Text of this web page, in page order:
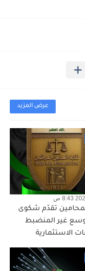
عرض المزيد
ص
تقدّم شكوى
غير المنضبط
الاستثمارية